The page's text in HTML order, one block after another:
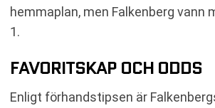
hemmaplan, men Falkenberg vann
1.
FAVORITSKAP OCH ODDS
Enligt förhandstipsen är